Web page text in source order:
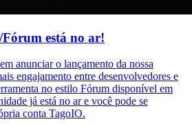
está no ar!
anunciar o lançamento da nossa
engajamento entre desenvolvedores e
no estilo Fórum disponível em
já está no ar e você pode se
conta TagoIO.